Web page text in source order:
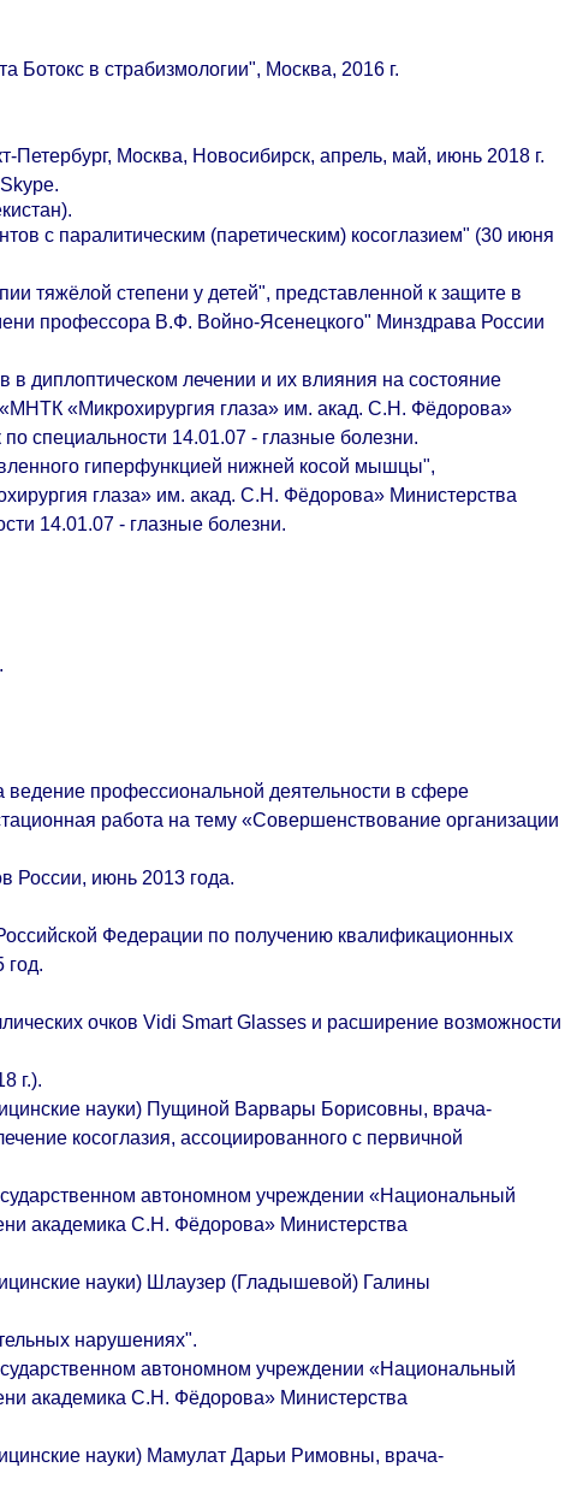
Ботокс в страбизмологии", Москва, 2016 г.
Москва, Новосибирск, апрель, май, июнь 2018 г.
с паралитическим (паретическим) косоглазием" (30 июня
тяжёлой степени у детей", представленной к защите в
профессора В.Ф. Войно-Ясенецкого" Минздрава России
диплоптическом лечении и их влияния на состояние
«Микрохирургия глаза» им. акад. С.Н. Фёдорова»
специальности 14.01.07 - глазные болезни.
гиперфункцией нижней косой мышцы",
глаза» им. акад. С.Н. Фёдорова» Министерства
14.01.07 - глазные болезни.
профессиональной деятельности в сфере
работа на тему «Совершенствование организации
России, июнь 2013 года.
Федерации по получению квалификационных
год.
очков Vidi Smart Glasses и расширение возможности
г.).
науки) Пущиной Варвары Борисовны, врача-
косоглазия, ассоциированного с первичной
автономном учреждении «Национальный
академика С.Н. Фёдорова» Министерства
науки) Шлаузер (Гладышевой) Галины
нарушениях".
автономном учреждении «Национальный
академика С.Н. Фёдорова» Министерства
науки) Мамулат Дарьи Римовны, врача-